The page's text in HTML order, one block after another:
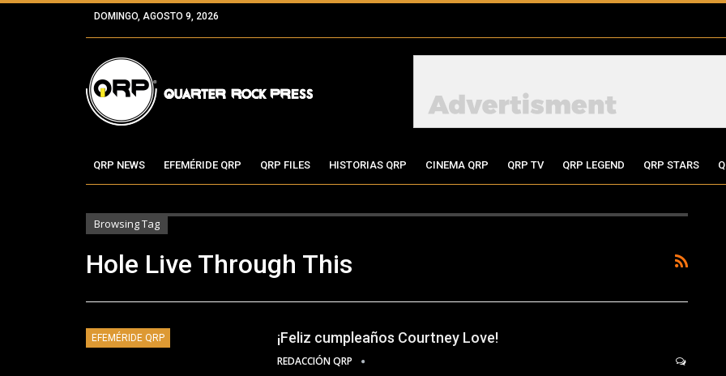
DOMINGO, AGOSTO 9, 2026
QRP NEWS EFEMÉRIDE QRP QRP FILES HISTORIAS QRP CINEMA QRP QRP TV QRP LEGEND QRP STARS
Browsing Tag
Hole Live Through This
EFEMÉRIDE QRP ¡Feliz cumpleaños Courtney Love!
REDACCIÓN QRP